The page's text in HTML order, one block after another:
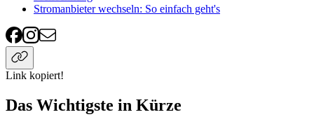
Stromanbieter wechseln: So einfach geht's
Link kopiert!
Das Wichtigste in Kürze